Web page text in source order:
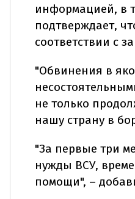
информацией, в
подтверждает,
соответствии с
"Обвинения в
не только
нашу страну в
"За первые три
нужды ВСУ,
помощи", –